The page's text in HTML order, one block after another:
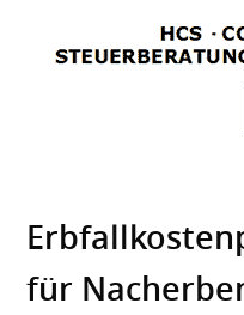
Links
für